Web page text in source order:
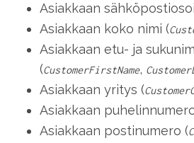
Asiakkaan
Asiakkaan koko nimi (
Asiakkaan etu- ja
(CustomerFirstName,
Asiakkaan yritys (
Asiakkaan
Asiakkaan postinumero (